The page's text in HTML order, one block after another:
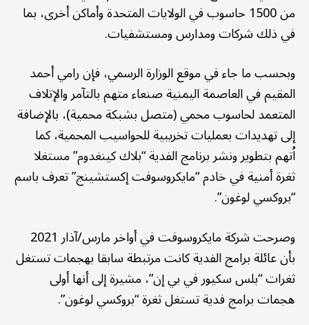
من 1500 حاسوب في الولايات المتحدة وأماكن أخرى، بما
في ذلك شركات ومدارس ومستشفيات.
وبحسب ما جاء في موقع الوزارة الرسمي، فإن رامي أحمد
المقيم في العاصمة اليمنية صنعاء متهم بالتآمر والإتلاف
المتعمد لحاسوب محمي (متصل بشبكة محمية)، بالإضافة
إلى تهديدات بعمليات تخريبية للحواسيب المحمية، كما
اُتهم بتطوير ونشر برنامج الفدية “بلاك كينغدوم” مستغلا
ثغرة أمنية في خادم “مايكروسوفت إكستشينج” تعرف باسم
“بروكسي لوغون”.
وصرحت شركة مايكروسوفت في أواخر مارس/آذار 2021
بأن عائلة برامج الفدية كانت مرتبطة سابقا بهجمات تستغل
ثغرات “بلس سكيور في بي إن”، مشيرة إلى أنها أولى
هجمات برامج فدية تستغل ثغرة “بروكسي لوغون”.